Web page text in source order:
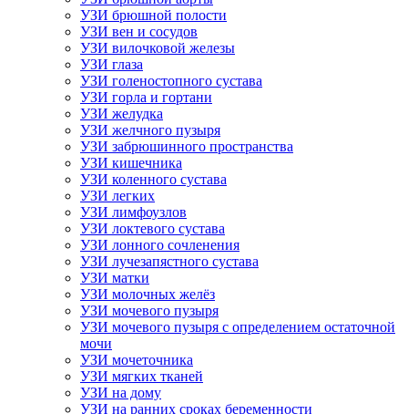
УЗИ брюшной полости
УЗИ вен и сосудов
УЗИ вилочковой железы
УЗИ глаза
УЗИ голеностопного сустава
УЗИ горла и гортани
УЗИ желудка
УЗИ желчного пузыря
УЗИ забрюшинного пространства
УЗИ кишечника
УЗИ коленного сустава
УЗИ легких
УЗИ лимфоузлов
УЗИ локтевого сустава
УЗИ лонного сочленения
УЗИ лучезапястного сустава
УЗИ матки
УЗИ молочных желёз
УЗИ мочевого пузыря
УЗИ мочевого пузыря с определением остаточной
мочи
УЗИ мочеточника
УЗИ мягких тканей
УЗИ на дому
УЗИ на ранних сроках беременности